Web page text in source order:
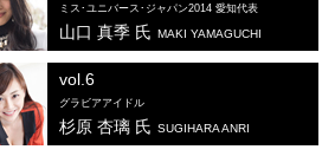
ミス･ユニバース･ジャパン2014 愛知代表
山口 真季 氏 MAKI YAMAGUCHI
vol.6
グラビアアイドル
杉原 杏璃 氏 SUGIHARA ANRI